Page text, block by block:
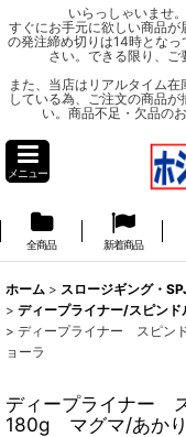
いらっしゃいませ
すぐにお手元に欲しい商品
の発注締め切りは14時とな
さい。できる限り、ご
また、当店はリアルタイム
している為、ご注文の商品
い。商品不足・欠品の
メニュー
全商品 新着商品
ホーム > スロージギング・
> ディープライナー/スピン
> ディープライナー スピン
ョーラ
ディープライナー
180g マグマ/あかり